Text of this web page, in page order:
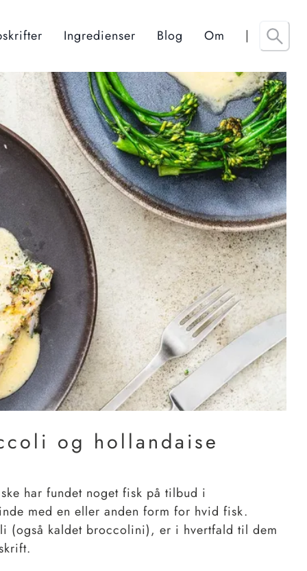
Ingredienser Blog Om |
og hollandaise
har fundet noget fisk på tilbud i
med en eller anden form for hvid fisk.
(også kaldet broccolini), er i hvertfald til dem